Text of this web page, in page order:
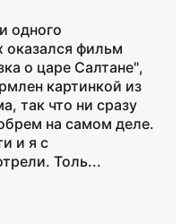
одного
оказался фильм
о царе Салтане",
картинкой из
так что ни сразу
на самом деле.
и я с
Толь...